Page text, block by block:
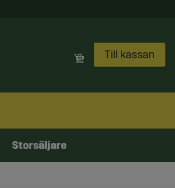
Till kassan
Storsäljare